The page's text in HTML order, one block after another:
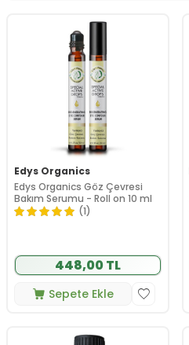
Edys Organics
Edys Organics Göz Çevresi
Bakım Serumu - Roll on 10 ml
(1)
448,00 TL
Sepete Ekle